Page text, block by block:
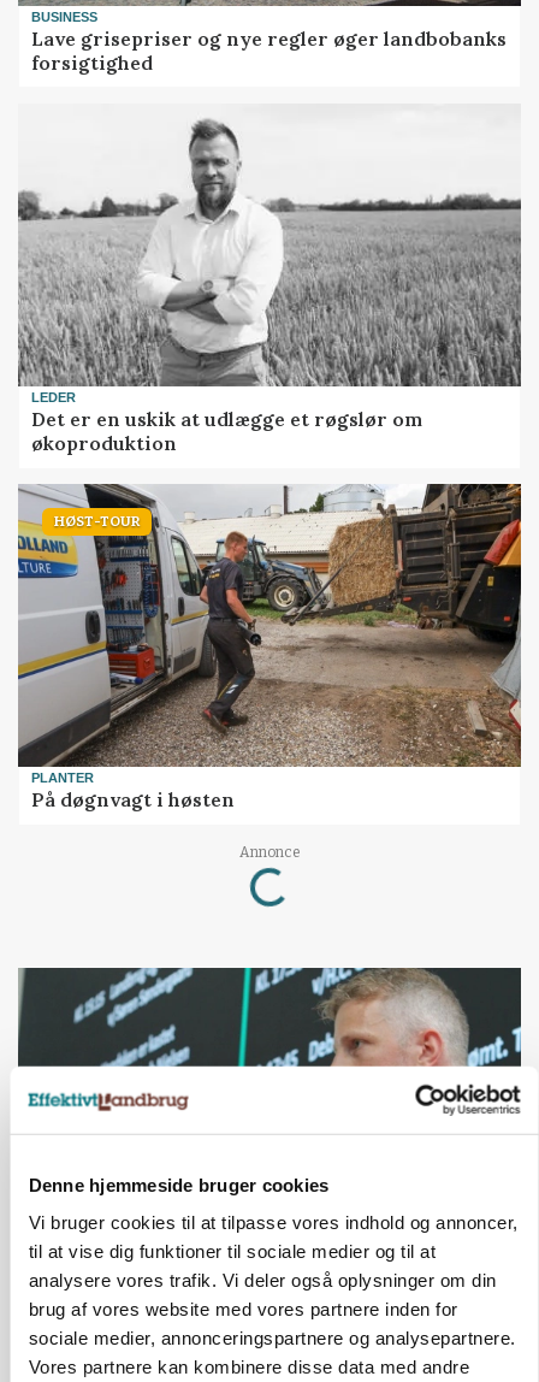
Denne hjemmeside bruger cookies
Vi bruger cookies til at tilpasse vores indhold og annoncer,
til at vise dig funktioner til sociale medier og til at
analysere vores trafik. Vi deler også oplysninger om din
brug af vores website med vores partnere inden for
sociale medier, annonceringspartnere og analysepartnere.
Vores partnere kan kombinere disse data med andre
BUSINESS
Lave grisepriser og nye regler øger landbobanks
forsigtighed
LEDER
Det er en uskik at udlægge et røgslør om
økoproduktion
HØST-TOUR
PLANTER
På døgnvagt i høsten
Annonce
Loading...
GRISE
Svineproducenter kalder Danish Crowns pris en
katastrofe
Annonce